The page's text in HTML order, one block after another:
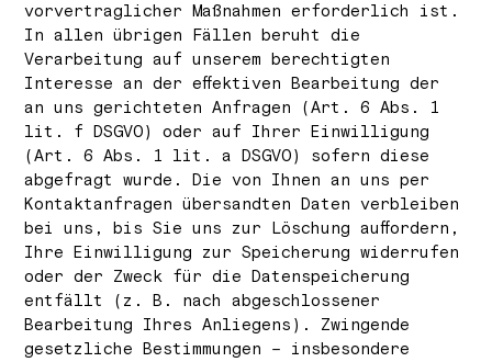
vorvertraglicher Maßnahmen erforderlich ist.
In allen übrigen Fällen beruht die
Verarbeitung auf unserem berechtigten
Interesse an der effektiven Bearbeitung der
an uns gerichteten Anfragen (Art. 6 Abs. 1
lit. f DSGVO) oder auf Ihrer Einwilligung
(Art. 6 Abs. 1 lit. a DSGVO) sofern diese
abgefragt wurde. Die von Ihnen an uns per
Kontaktanfragen übersandten Daten verbleiben
bei uns, bis Sie uns zur Löschung auffordern,
Ihre Einwilligung zur Speicherung widerrufen
oder der Zweck für die Datenspeicherung
entfällt (z. B. nach abgeschlossener
Bearbeitung Ihres Anliegens). Zwingende
gesetzliche Bestimmungen – insbesondere